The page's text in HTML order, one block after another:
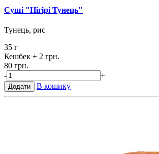
Суші "Нігірі Тунець"
Тунець, рис
35 г
Кешбек + 2 грн.
80 грн.
-
+
Додати В кошику